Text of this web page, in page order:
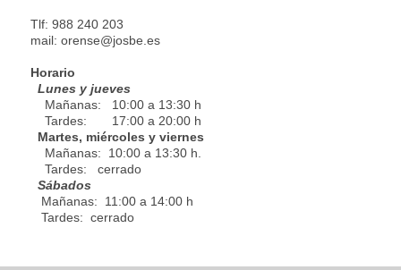
Tlf: 988 240 203
mail: orense@josbe.es
Horario
Lunes y jueves
Mañanas: 10:00 a 13:30 h
Tardes: 17:00 a 20:00 h
Martes, miércoles y viernes
Mañanas: 10:00 a 13:30 h.
Tardes: cerrado
Sábados
Mañanas: 11:00 a 14:00 h
Tardes: cerrado